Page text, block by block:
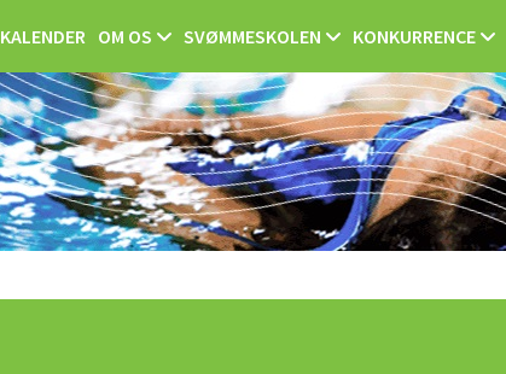
KALENDER OM OS SVØMMESKOLEN KONKURRENCE